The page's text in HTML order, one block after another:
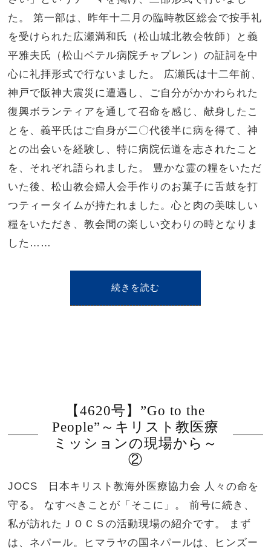
た。 第一部は、昨年十二月の臨時教区総会で按手礼
を受けられた広瀬満和氏（松山城北教会牧師）と義
平雅夫氏（松山ベテル病院チャプレン）の証詞を中
心に礼拝形式で行ないました。 広瀬氏は十二年前、
神戸で阪神大震災に遭遇し、ご自分がかかわられた
復興ボランティアを通して召命を感じ、献身したこ
とを、義平氏はご自身が二〇代後半に病を得て、神
との出会いを経験し、特に病院伝道を志されたこと
を、それぞれ語られました。 豊かな霊の糧をいただ
いた後、松山教会婦人会手作りのお菓子に舌鼓を打
つティータイムが持たれました。心と肉の美味しい
糧をいただき、教会間の楽しい交わりの時となりま
した……
続きを読む
【4620号】”Go to the
People”～キリスト教医療
ミッションの現場から～
②
JOCS 日本キリスト教海外医療協力会 人々の命を
守る。 なすべきことが「そこに」。 前号に続き、
私が訪れたＪＯＣＳの活動現場の紹介です。 まず
は、ネパール。ヒマラヤの国ネパールは、ヒンズー